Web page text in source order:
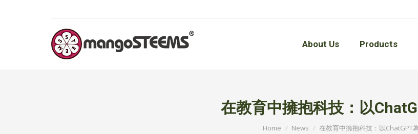
About Us Products
在教育中擁抱科技：以
Home News 在教育中擁抱科技：以ChatGPT
About Us Products